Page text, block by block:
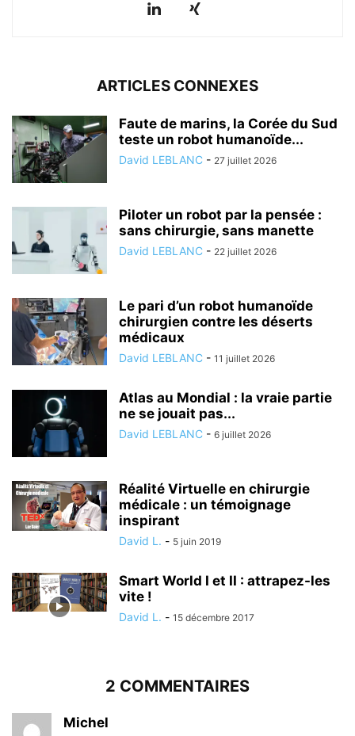
ARTICLES CONNEXES
Faute de marins, la Corée du Sud
teste un robot humanoïde...
David LEBLANC - 27 juillet 2026
Piloter un robot par la pensée :
sans chirurgie, sans manette
David LEBLANC - 22 juillet 2026
Le pari d’un robot humanoïde
chirurgien contre les déserts
médicaux
David LEBLANC - 11 juillet 2026
Atlas au Mondial : la vraie partie
ne se jouait pas...
David LEBLANC - 6 juillet 2026
Réalité Virtuelle en chirurgie
médicale : un témoignage
inspirant
David L. - 5 juin 2019
Smart World I et II : attrapez-les
vite !
David L. - 15 décembre 2017
2 COMMENTAIRES
Michel